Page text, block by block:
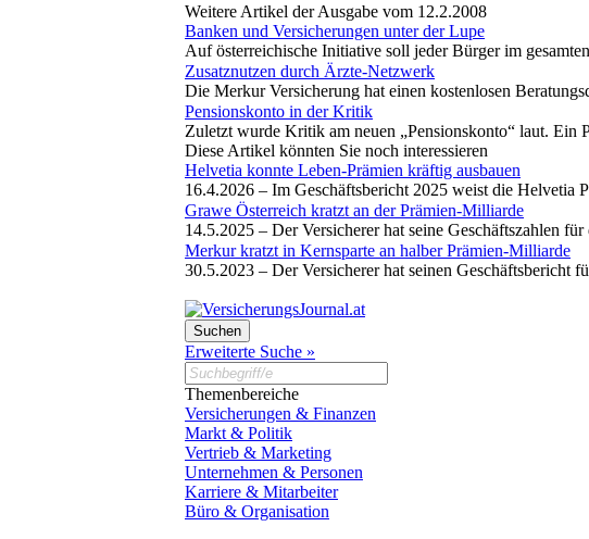
Weitere Artikel der Ausgabe vom 12.2.2008
Banken und Versicherungen unter der Lupe
Auf österreichische Initiative soll jeder Bürger im
Zusatznutzen durch Ärzte-Netzwerk
Die Merkur Versicherung hat einen kostenlosen
Pensionskonto in der Kritik
Zuletzt wurde Kritik am neuen „Pensionskonto“ laut. Ein
Diese Artikel könnten Sie noch interessieren
Helvetia konnte Leben-Prämien kräftig ausbauen
16.4.2026 – Im Geschäftsbericht 2025 weist die Helvetia
Grawe Österreich kratzt an der Prämien-Milliarde
14.5.2025 – Der Versicherer hat seine Geschäftszahlen
Merkur kratzt in Kernsparte an halber Prämien-Milliarde
30.5.2023 – Der Versicherer hat seinen
Erweiterte Suche »
Themenbereiche
Versicherungen & Finanzen
Markt & Politik
Vertrieb & Marketing
Unternehmen & Personen
Karriere & Mitarbeiter
Büro & Organisation